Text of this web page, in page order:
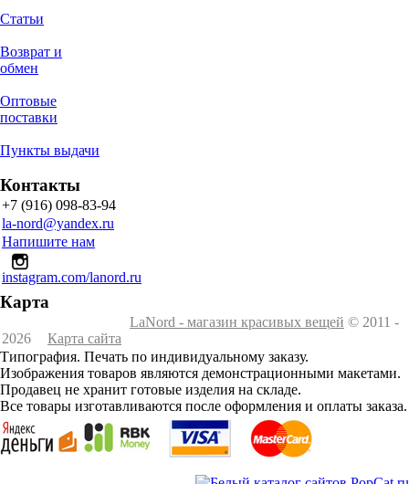
Статьи
Возврат и
обмен
Оптовые
поставки
Пункты выдачи
Контакты
+7 (916) 098-83-94
la-nord@yandex.ru
Напишите нам
instagram.com/lanord.ru
Карта
LaNord - магазин красивых вещей © 2011 -
2026
Карта сайта
Типография. Печать по индивидуальному заказу.
Изображения товаров являются демонстрационными макетами.
Продавец не хранит готовые изделия на складе.
Все товары изготавливаются после оформления и оплаты заказа.